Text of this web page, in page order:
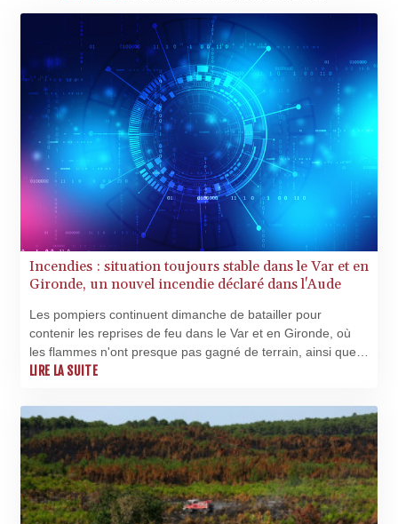
Incendies : situation toujours stable dans le Var et en
Gironde, un nouvel incendie déclaré dans l'Aude
Les pompiers continuent dimanche de batailler pour
contenir les reprises de feu dans le Var et en Gironde, où
les flammes n'ont presque pas gagné de terrain, ainsi que
près de Carcassonne dans l'Aude, où un incendie s'est
LIRE LA SUITE